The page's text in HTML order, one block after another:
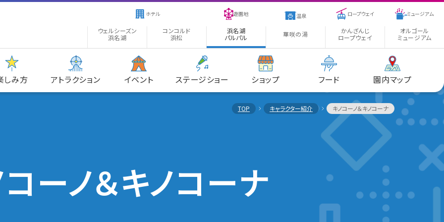
ホテル
ウェルシーズン
浜名湖
コンコルド
浜松
遊園地
浜名湖
パルパル
温泉
華咲の湯
ロープウェイ
かんざんじ
ロープウェイ
ミュージアム
オルゴール
ミュージアム
しみ方 アトラクション イベント ステージショー ショップ フード 園内マップ
TOP キャラクター紹介 キノコーノ＆キノコーナ
ーノ＆キノコーナ